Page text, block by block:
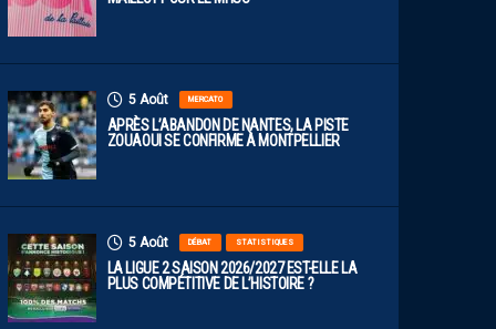
5 Août MERCATO
APRÈS L’ABANDON DE NANTES, LA PISTE
ZOUAOUI SE CONFIRME À MONTPELLIER
5 Août DÉBAT STATISTIQUES
LA LIGUE 2 SAISON 2026/2027 EST-ELLE LA
PLUS COMPÉTITIVE DE L’HISTOIRE ?